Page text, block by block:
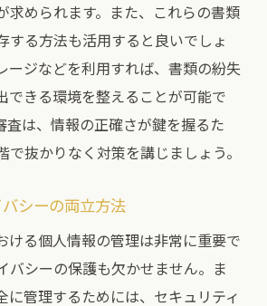
求められます。また、これらの書類
する方法も活用すると良いでしょ
ージなどを利用すれば、書類の紛失
できる環境を整えることが可能で
査は、情報の正確さが鍵を握るた
で抜かりなく対策を講じましょう。
シーの両立方法
ける個人情報の管理は非常に重要で
バシーの保護も欠かせません。ま
に管理するためには、セキュリティ